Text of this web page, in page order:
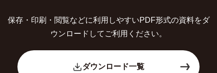
保存・印刷・閲覧などに利用しやすいPDF形式の資料をダ
ウンロードしてご利用ください。
ダウンロード一覧